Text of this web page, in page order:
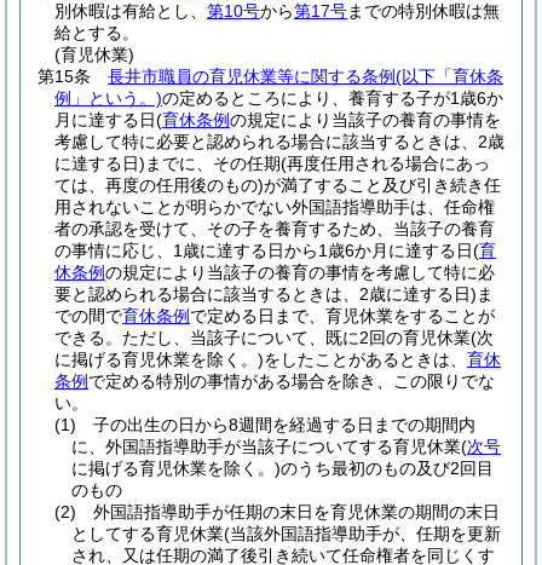
別休暇は有給とし、 第10号から第17号までの特別休暇は無
給とする。
(育児休業)
第15条
長井市職員の育児休業等に関する条例(以下「育休条
例」という。)の定めるところにより、養育する子が1歳6か
月に達する日(育休条例の規定により当該子の養育の事情を
考慮して特に必要と認められる場合に該当するときは、2歳
に達する日) までに、その任期(再度任用される場合にあっ
ては、再度の任用後のもの)が満了すること及び引き続き任
用されないことが明らかでない外国語指導助手は、任命権
者の承認を受けて、その子を養育するため、当該子の養育
の事情に応じ、1歳に達する日から1歳6か月に達する日(育
休条例の規定により当該子の養育の事情を考慮して特に必
要と認められる場合に該当するときは、2歳に達する日) ま
での間で育休条例 で定める日まで、育児休業をすることが
できる。 ただし、当該子について、既に2回の育児休業(次
に掲げる育児休業を除く。)をしたことがあるときは、 育休
条例 で定める特別の事情がある場合を除き、この限りでな
い。
(1)
子の出生の日から8週間を経過する日までの期間内
に、外国語指導助手が当該子についてする育児休業(次号
に掲げる育児休業を除く。)のうち最初のもの及び2回目
のもの
(2)
外国語指導助手が任期の末日を育児休業の期間の末日
としてする育児休業(当該外国語指導助手が、任期を更新
され、又は任期の満了後引き続いて任命権者を同じくす